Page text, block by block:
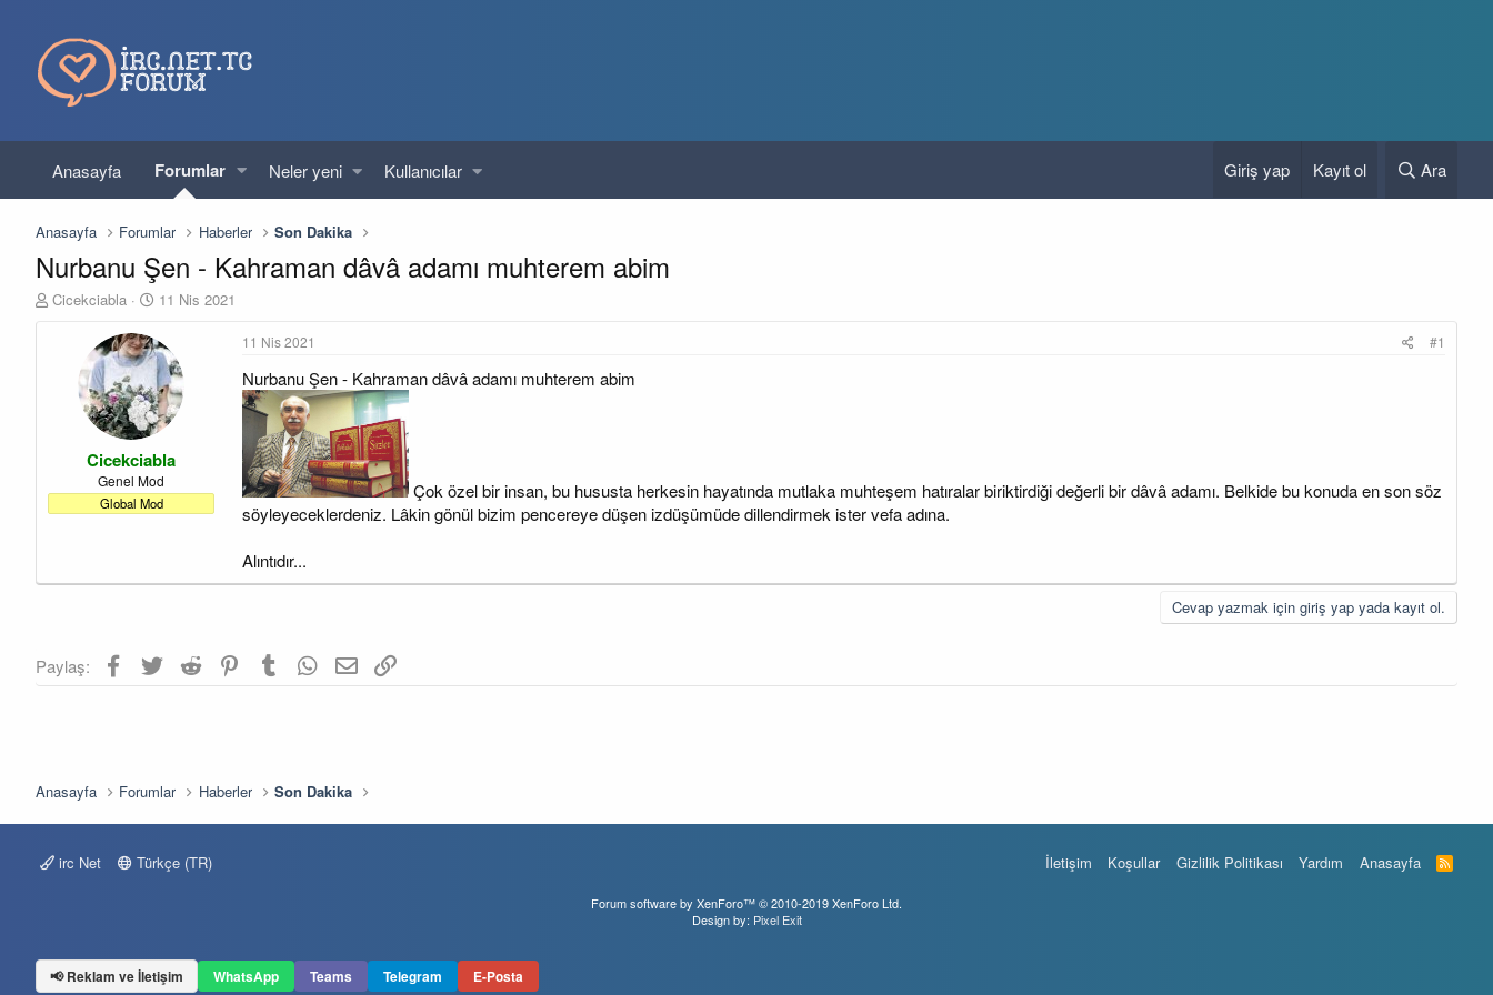
Anasayfa Forumlar Neler yeni Kullanıcılar Giriş yap Kayıt ol Ara
Anasayfa Forumlar Haberler Son Dakika
Nurbanu Şen - Kahraman dâvâ adamı muhterem abim
K
a
t
Cicekciabla
B
ş
l
a
n
g
ı
ç
t
a
r
i
11 Nis 2021
Cicekciabla
Genel Mod
Global Mod
11 Nis 2021 #1
Nurbanu Şen - Kahraman dâvâ adamı muhterem abim
Çok özel bir insan, bu hususta herkesin hayatında mutlaka muhteşem hatıralar biriktirdiği değerli bir dâvâ adamı. Belkide bu konuda en son söz
söyleyeceklerdeniz. Lâkin gönül bizim pencereye düşen izdüşümüde dillendirmek ister vefa adına.
Alıntıdır...
Cevap yazmak için giriş yap yada kayıt ol.
Paylaş: Facebook
TwitterReddit PinterestTumblrWhatsApp
E-postaLink
Anasayfa Forumlar Haberler Son Dakika
irc Net Türkçe (TR) İletişim Koşullar Gizlilik Politikası Yardım Anasayfa
R
S
Forum software by XenForo™© 2010-2019 XenForo Ltd.
Design by: Pixel Exit
📢 Reklam ve İletişim WhatsApp Teams Telegram E-Posta